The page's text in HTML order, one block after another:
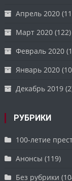
Апрель 2020
Март 2020 (122)
Февраль 2020
Январь 2020
Декабрь 2019
РУБРИКИ
100-летие
Анонсы (119)
Без рубрики